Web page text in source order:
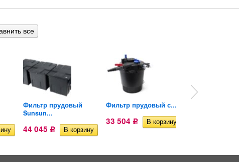
Фильтр прудовый
Sunsun...
44 045 Р
Фильтр прудовый с...
33 504 Р